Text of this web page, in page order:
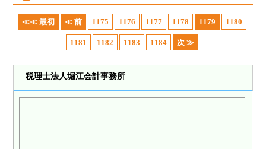
≪≪ 最初 ≪ 前 1175 1176 1177 1178 1179 1180
1181 1182 1183 1184 次 ≫
税理士法人堀江会計事務所